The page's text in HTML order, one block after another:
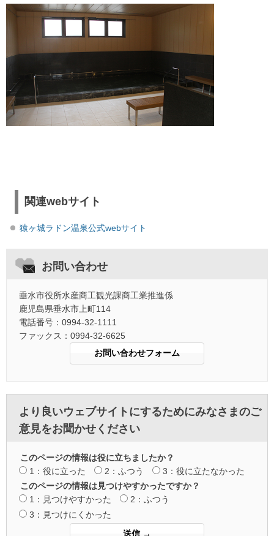
関連webサイト
猿ヶ城ラドン温泉公式webサイト
お問い合わせ
垂水市役所水産商工観光課商工業推進係
鹿児島県垂水市上町114
電話番号：0994-32-1111
ファックス：0994-32-6625
より良いウェブサイトにするためにみなさまのご
意見をお聞かせください
このページの情報は役に立ちましたか？
1：役に立った
2：ふつう
3：役に立たなかった
このページの情報は見つけやすかったですか？
1：見つけやすかった
2：ふつう
3：見つけにくかった